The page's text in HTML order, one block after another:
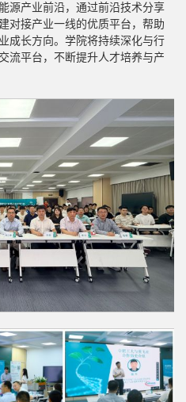
源产业前沿，通过前沿技术分享
对接产业一线的优质平台，帮助
成长方向。学院将持续深化与行
流平台，不断提升人才培养与产